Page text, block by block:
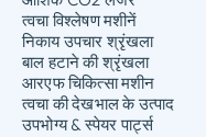
त्वचा विश्लेषण मशीनें
निकाय उपचार श्रृंखला
बाल हटाने की श्रृंखला
आरएफ चिकित्सा मशीन
त्वचा की देखभाल के उत्पाद
उपभोग्य & स्पेयर पार्ट्स